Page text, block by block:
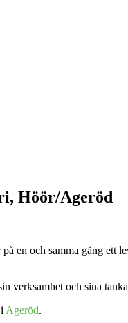
Höör/Ageröd
en och samma gång ett
verksamhet och sina
Ageröd.